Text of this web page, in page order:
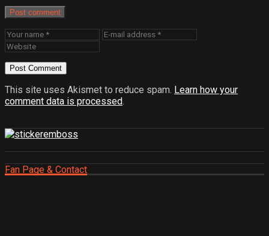
Post comment
This site uses Akismet to reduce spam. Learn how your
comment data is processed.
Fan Page & Contact